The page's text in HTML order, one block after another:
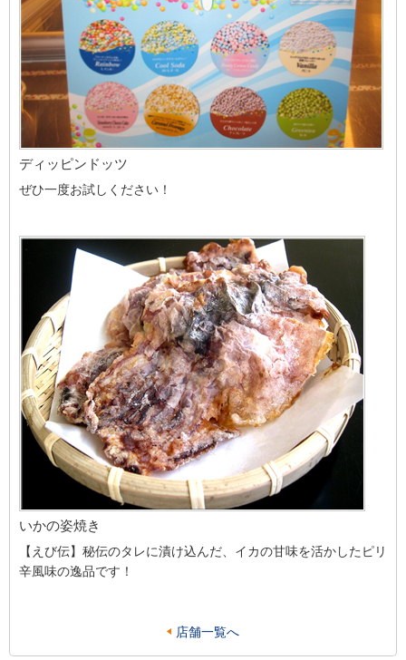
ディッピンドッツ
ぜひ一度お試しください！
いかの姿焼き
【えび伝】秘伝のタレに漬け込んだ、イカの甘味を活かしたピリ
辛風味の逸品です！
店舗一覧へ